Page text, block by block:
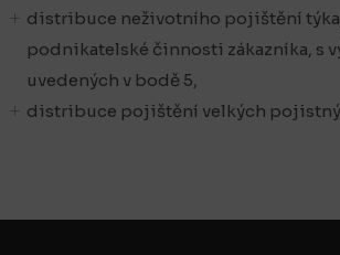
distribuce neživotního pojištění
podnikatelské činnosti zákazníka, s
uvedených v bodě 5,
distribuce pojištění velkých